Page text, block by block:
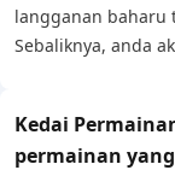
langganan baharu
Sebaliknya, anda
Kedai
permainan